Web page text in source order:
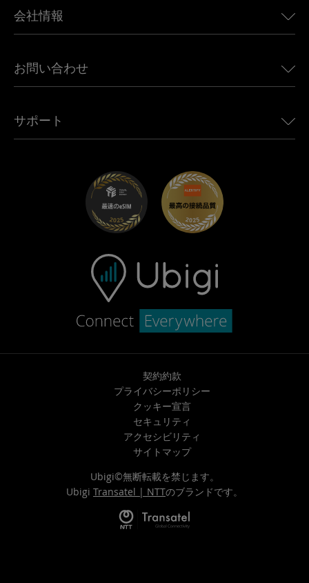
カナダ向けeSIM
アフリカ向けeSIM
すべての目的地を見る
Land Rover向けUbigi
Jeep向けUbigi
Mini向けUbigi
Maserati向けUbigi
会社情報
Ubigi関連プレス
Ubigiアプリ
お問い合わせ
アフェリエイトプログラム
サポート
トラブルシューティング
ヘルプセンター
お問い合わせ先
契約約款
プライバシーポリシー
クッキー宣言
セキュリティ
アクセシビリティ
サイトマップ
Ubigi©無断転載を禁じます。
Ubigi Transatel | NTTのブランドです。